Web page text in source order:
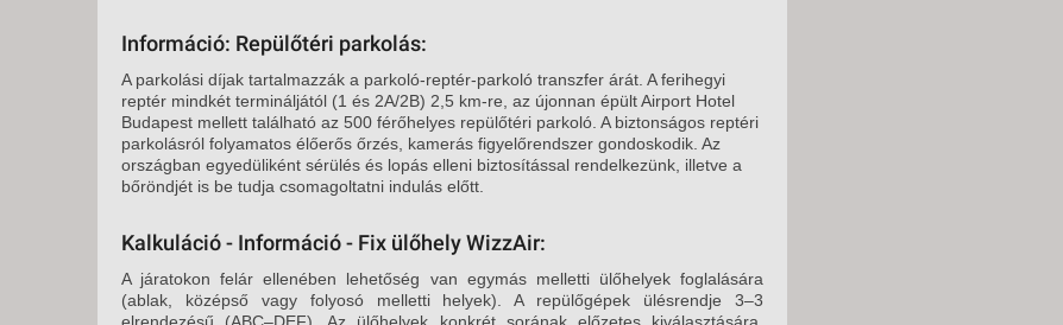
Információ: Repülőtéri parkolás:
A parkolási díjak tartalmazzák a parkoló-reptér-parkoló transzfer árát. A ferihegyi
reptér mindkét termináljától (1 és 2A/2B) 2,5 km-re, az újonnan épült Airport Hotel
Budapest mellett található az 500 férőhelyes repülőtéri parkoló. A biztonságos reptéri
parkolásról folyamatos élőerős őrzés, kamerás figyelőrendszer gondoskodik. Az
országban egyedüliként sérülés és lopás elleni biztosítással rendelkezünk, illetve a
bőröndjét is be tudja csomagoltatni indulás előtt.
Kalkuláció - Információ - Fix ülőhely WizzAir:
A járatokon felár ellenében lehetőség van egymás melletti ülőhelyek foglalására
(ablak, középső vagy folyosó melletti helyek). A repülőgépek ülésrendje 3–3